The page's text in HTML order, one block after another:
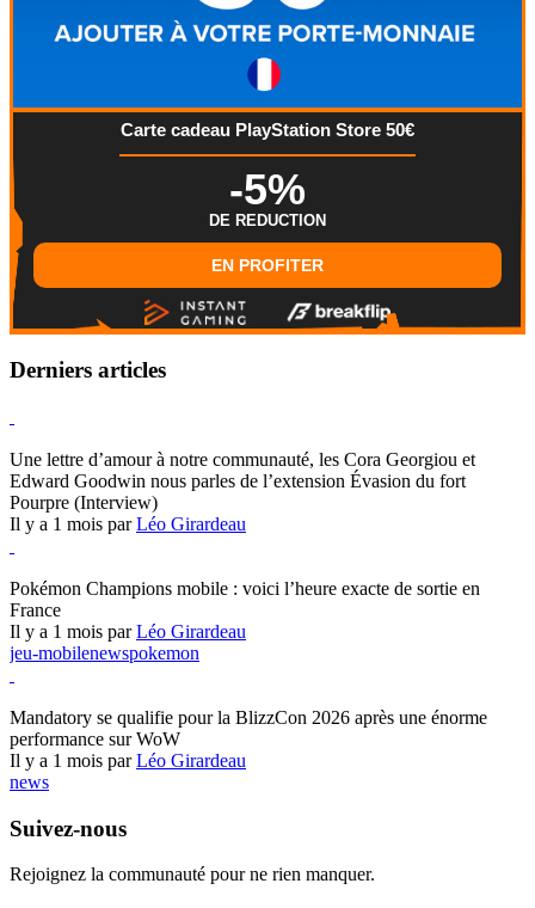
Carte cadeau PlayStation Store 50€
-5%
DE REDUCTION
EN PROFITER
Derniers articles
Une lettre d’amour à notre communauté, les Cora Georgiou et
Edward Goodwin nous parles de l’extension Évasion du fort
Pourpre (Interview)
Il y a 1 mois parLéo Girardeau
Pokémon Champions mobile : voici l’heure exacte de sortie en
France
Il y a 1 mois parLéo Girardeau
jeu-mobilenewspokemon
Mandatory se qualifie pour la BlizzCon 2026 après une énorme
performance sur WoW
Il y a 1 mois parLéo Girardeau
news
Suivez-nous
Rejoignez la communauté pour ne rien manquer.